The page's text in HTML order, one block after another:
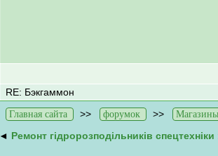
RE: Бэкгаммон
Главная сайта >> форумок >>
◄ Ремонт гідророзподільників спецтехніки